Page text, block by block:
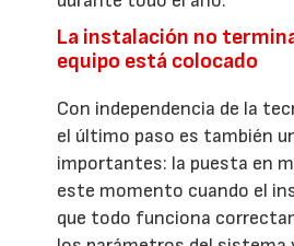
La instalación no
equipo está colocado
Con independencia de la
el último paso es también
importantes: la puesta en
este momento cuando el
que todo funciona